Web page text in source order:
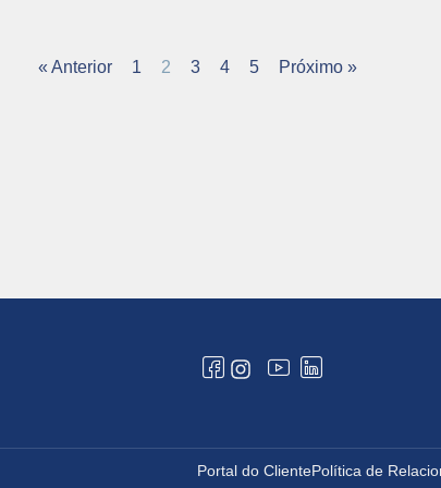
« Anterior 1 2 3 4 5 Próximo »
Portal do ClientePolítica de